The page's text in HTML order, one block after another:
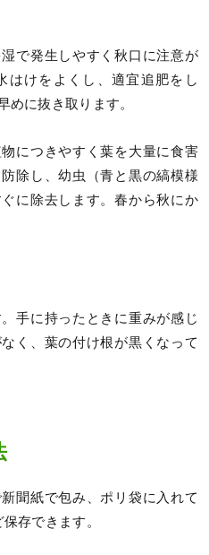
で発生しやすく秋口に注意が
はけをよくし、適宜追肥をし
めに抜き取ります。
につきやすく葉を大量に食害
除し、幼虫（青と黒の縞模様
に除去します。春から秋にか
手に持ったときに重みが感じ
く、葉の付け根が黒くなって
聞紙で包み、ポリ袋に入れて
存できます。